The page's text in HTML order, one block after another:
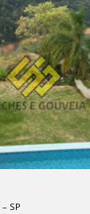
– SP